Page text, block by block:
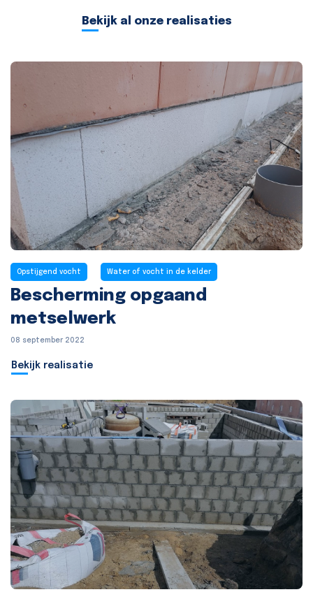
Bekijk al onze realisaties
Opstijgend vocht Water of vocht in de kelder
Bescherming opgaand
metselwerk
08 september 2022
Bekijk realisatie